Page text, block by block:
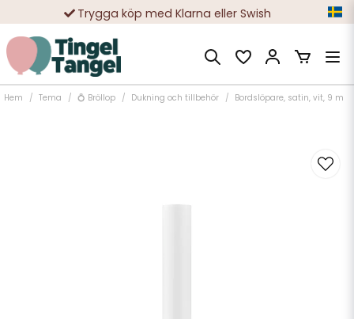
Trygga köp med Klarna eller Swish
10 000-tals nöjda kunder
Hem Tema 💍 Bröllop Dukning och tillbehör Bordslöpare, satin, vit, 9 m